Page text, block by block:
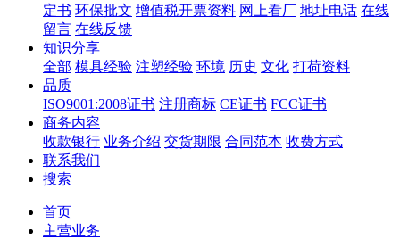
定书 环保批文 增值税开票资料 网上看厂 地址电话 在线
留言 在线反馈
知识分享
全部 模具经验 注塑经验 环境 历史 文化 打荷资料
品质
ISO9001:2008证书 注册商标 CE证书 FCC证书
商务内容
收款银行 业务介绍 交货期限 合同范本 收费方式
联系我们
搜索
首页
主营业务